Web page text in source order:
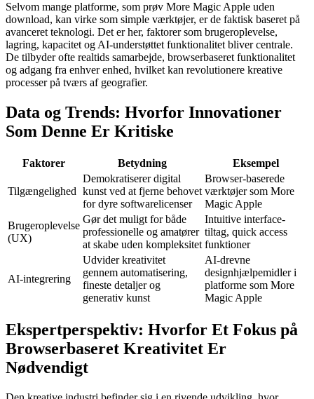
Selvom mange platforme, som prøv More Magic Apple uden
download, kan virke som simple værktøjer, er de faktisk baseret på
avanceret teknologi. Det er her, faktorer som brugeroplevelse,
lagring, kapacitet og AI-understøttet funktionalitet bliver centrale.
De tilbyder ofte realtids samarbejde, browserbaseret funktionalitet
og adgang fra enhver enhed, hvilket kan revolutionere kreative
processer på tværs af geografier.
Data og Trends: Hvorfor Innovationer
Som Denne Er Kritiske
Faktorer Betydning Eksempel
Tilgængelighed
Demokratiserer digital
kunst ved at fjerne behovet
for dyre softwarelicenser
Browser-baserede
værktøjer som More
Magic Apple
Brugeroplevelse
(UX)
Gør det muligt for både
professionelle og amatører
at skabe uden kompleksitet
Intuitive interface-
tiltag, quick access
funktioner
AI-integrering
Udvider kreativitet
gennem automatisering,
fineste detaljer og
generativ kunst
AI-drevne
designhjælpemidler i
platforme som More
Magic Apple
Ekspertperspektiv: Hvorfor Et Fokus på
Browserbaseret Kreativitet Er
Nødvendigt